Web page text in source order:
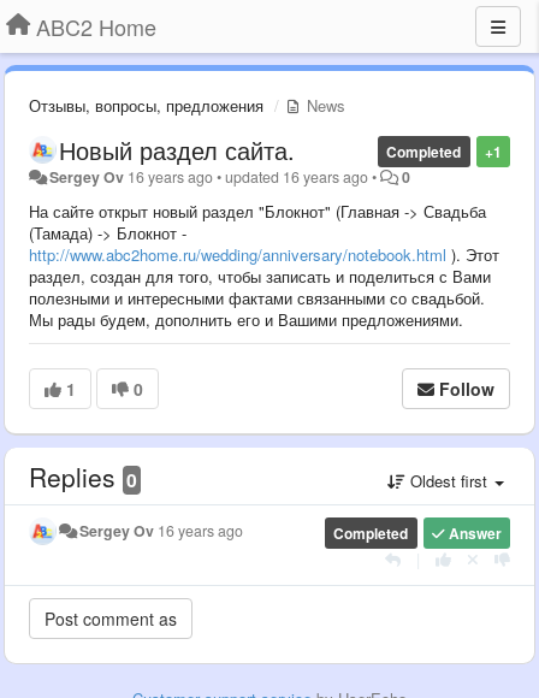
ABC2 Home
Отзывы, вопросы, предложения News
+1
Completed
Новый раздел сайта.
Sergey Ov 16 years ago•updated 16 years ago• 0
На сайте открыт новый раздел "Блокнот" (Главная -> Свадьба
(Тамада) -> Блокнот -
http://www.abc2home.ru/wedding/anniversary/notebook.html ). Этот
раздел, создан для того, чтобы записать и поделиться с Вами
полезными и интересными фактами связанными со свадьбой.
Мы рады будем, дополнить его и Вашими предложениями.
1 0 Follow
Replies 0 Oldest first
Answer
Completed
Sergey Ov 16 years ago